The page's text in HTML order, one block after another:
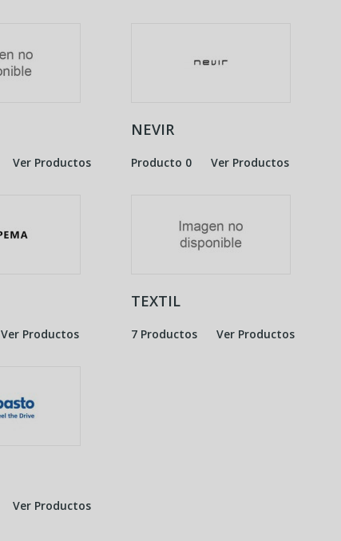
Ver Productos
NEVIR
Producto 0 Ver Productos
Ver Productos
TEXTIL
7 Productos Ver Productos
Ver Productos